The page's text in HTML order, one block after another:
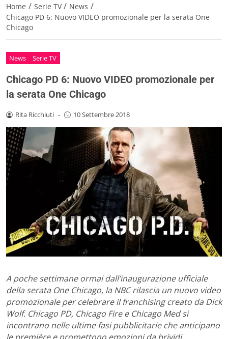
Home / Serie TV / News /
Chicago PD 6: Nuovo VIDEO promozionale per la serata One
Chicago
News Serie TV
Chicago PD 6: Nuovo VIDEO promozionale per
la serata One Chicago
Rita Ricchiuti - 10 Settembre 2018
A poche settimane ormai dall’inaugurazione ufficiale
della serata One Chicago, la NBC rilascia un nuovo video
promozionale per celebrare il franchising creato da Dick
Wolf. Chicago PD, Chicago Fire e Chicago Med si
incontrano nelle ultime fasi pubblicitarie che anticipano